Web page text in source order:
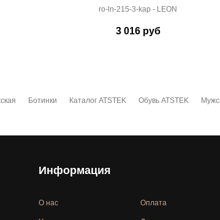
ro-ln-215-3-kap - LEON
3 016руб
Ботинки Каталог ATSTEK Обувь ATSTEK
Информация
О нас Оплата